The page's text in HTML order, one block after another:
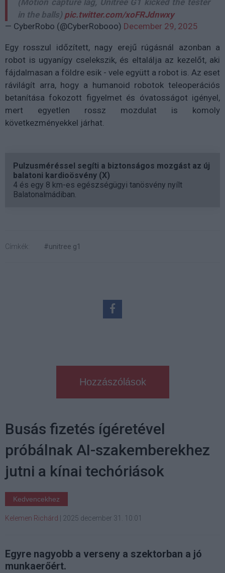
(Motion capture lag, Unitree G1 kicked the tester
in the balls) pic.twitter.com/xoFRJdnwxy
— CyberRobo (@CyberRobooo) December 29, 2025
Egy rosszul időzített, nagy erejű rúgásnál azonban a
robot is ugyanígy cselekszik, és eltalálja az kezelőt, aki
fájdalmasan a földre esik - vele együtt a robot is. Az eset
rávilágít arra, hogy a humanoid robotok teleoperációs
betanítása fokozott figyelmet és óvatosságot igényel,
mert egyetlen rossz mozdulat is komoly
következményekkel járhat.
Pulzusméréssel segíti a biztonságos mozgást az új
balatoni kardioösvény (X)
4 és egy 8 km-es egészségügyi tanösvény nyílt
Balatonalmádiban.
Címkék: #unitree g1
Hozzászólások
Busás fizetés ígéretével
próbálnak AI-szakemberekhez
jutni a kínai techóriások
Kedvencekhez
Kelemen Richárd 2025 december 31. 10:01
Egyre nagyobb a verseny a szektorban a jó
munkaerőért.